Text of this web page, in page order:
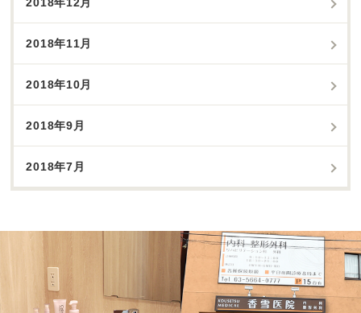
2018年11月
2018年10月
2018年9月
2018年7月